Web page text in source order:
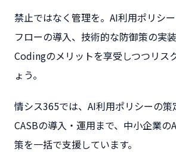
禁止ではなく管理を。AI利用ポリシ
フローの導入、技術的な防御策の実
Codingのメリットを享受しつつリス
ょう。
情シス365では、AI利用ポリシーの策
CASBの導入・運用まで、中小企業の
策を一括で支援しています。